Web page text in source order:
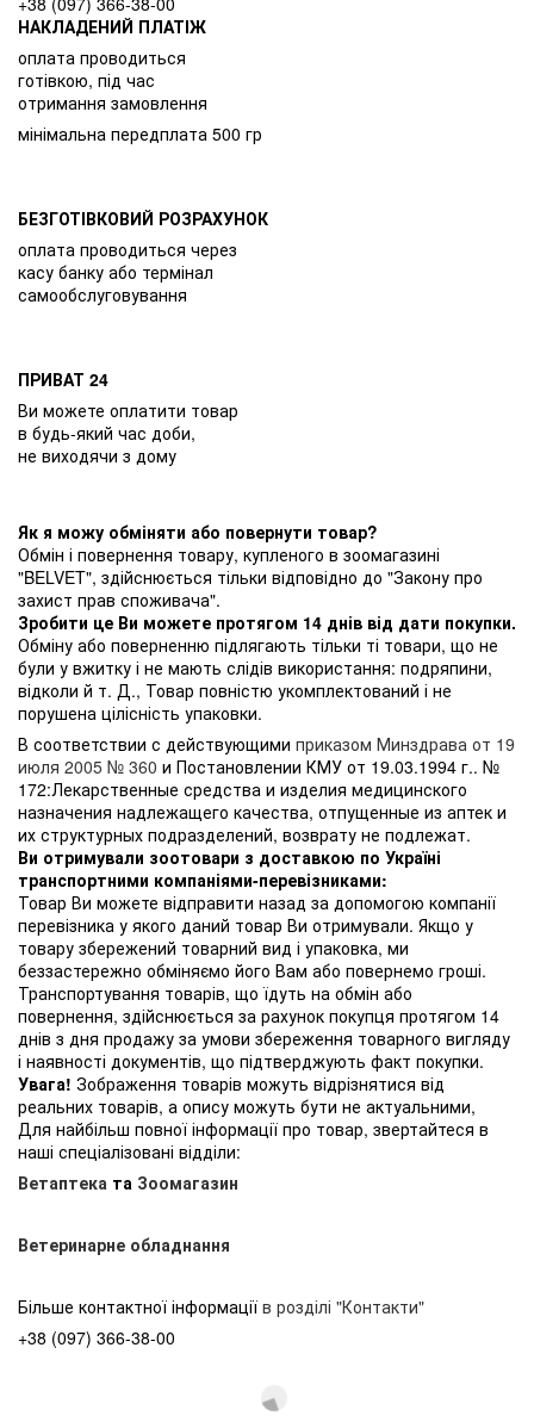
НАКЛАДЕНИЙ ПЛАТІЖ
оплата проводиться
готівкою, під час
отримання замовлення
мінімальна передплата 500 гр
БЕЗГОТІВКОВИЙ РОЗРАХУНОК
оплата проводиться через
касу банку або термінал
самообслуговування
ПРИВАТ 24
Ви можете оплатити товар
в будь-який час доби,
не виходячи з дому
Як я можу обміняти або повернути товар?
Обмін і повернення товару, купленого в зоомагазині
"BELVET", здійснюється тільки відповідно до "Закону про
захист прав споживача".
Зробити це Ви можете протягом 14 днів від дати покупки.
Обміну або поверненню підлягають тільки ті товари, що не
були у вжитку і не мають слідів використання: подряпини,
відколи й т. Д., Товар повністю укомплектований і не
порушена цілісність упаковки.
В соответствии с действующими приказом Минздрава от 19
июля 2005 № 360 и Постановлении КМУ от 19.03.1994 г.. №
172:Лекарственные средства и изделия медицинского
назначения надлежащего качества, отпущенные из аптек и
их структурных подразделений, возврату не подлежат.
Ви отримували зоотовари з доставкою по Україні
транспортними компаніями-перевізниками:
Товар Ви можете відправити назад за допомогою компанії
перевізника у якого даний товар Ви отримували. Якщо у
товару збережений товарний вид і упаковка, ми
беззастережно обміняємо його Вам або повернемо гроші.
Транспортування товарів, що їдуть на обмін або
повернення, здійснюється за рахунок покупця протягом 14
днів з дня продажу за умови збереження товарного вигляду
і наявності документів, що підтверджують факт покупки.
Увага! Зображення товарів можуть відрізнятися від
реальних товарів, а опису можуть бути не актуальними,
Для найбільш повної інформації про товар, звертайтеся в
наші спеціалізовані відділи:
Ветаптека та Зоомагазин
Ветеринарне обладнання
Більше контактної інформації в розділі "Контакти"
+38 (097) 366-38-00